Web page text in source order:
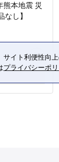
熊本地震 災
なし】
サイト利便性向
プライバシーポ